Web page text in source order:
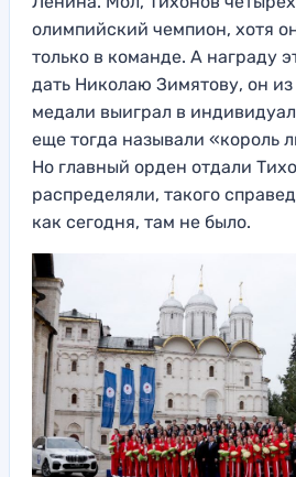
олимпийский чемпион, хотя
только в команде. А награду
дать Николаю Зимятову, он
медали выиграл в
еще тогда называли «король
Но главный орден отдали
распределяли, такого
как сегодня, там не было.